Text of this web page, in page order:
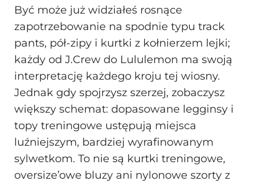
Być może już widziałeś rosnące
zapotrzebowanie na spodnie typu track
pants, pół-zipy i kurtki z kołnierzem lejki;
każdy od J.Crew do Lululemon ma swoją
interpretację każdego kroju tej wiosny.
Jednak gdy spojrzysz szerzej, zobaczysz
większy schemat: dopasowane legginsy i
topy treningowe ustępują miejsca
luźniejszym, bardziej wyrafinowanym
sylwetkom. To nie są kurtki treningowe,
oversize’owe bluzy ani nylonowe szorty z